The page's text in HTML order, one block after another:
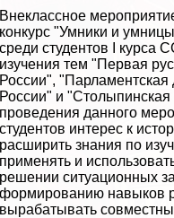
Внеклассное
конкурс "Умники и
среди студентов I курса
изучения тем "Первая
России", "Парламентская
России" и
проведения данного
студентов интерес к
расширить знания по
применять и
решении ситуационных
формированию навыков
выpaбатывать